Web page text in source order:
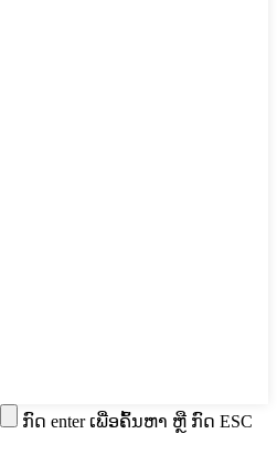
ກົດ enter ເພື່ອຄົ້ນຫາ ຫຼື ກົດ ESC